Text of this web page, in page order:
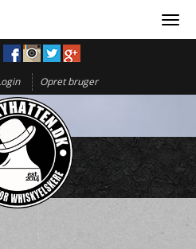
Opret bruger